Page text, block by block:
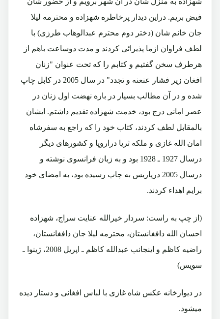
فیض بریم. دراین دیدار پرخاطره شهزاده و محترمه لیلا
جان خانم شان (دختر دوم محترم عبدالوهاب طرزی) با
لطف فراوان ازما پذیرائی کردند و مدت دوساعت باهم از
هرطرف سخن گفتیم و کتابم را که تحت عنوان "زنان
افغان زیر فشار عنعنه و تجدد" در سال 2005 در کابل چاپ
شده و در آن مطالب بسیار در باره نهضت اول زنان در
عصر امانی درج بود، خدمت شهزاده تقدیم داشتم. ایشان
بالمقابل لطف کردند، کتاب خود را که راجع به سفرشاه
امان الله غازی و ملکه ثریا دراروپا و کشورهای دیگر
درسال 1927 ـ 1928 بود و به زبان فرانسوی نوشته و
درسال 2005 درپاریس به چاپ رسیده بود، به امضای خود
برایم اهداء کردند.
(از چپ به راست: سردار خیرالله عنایت سراج، شهزاده
احسان الله دافغانستان، محترمه لیلا جان دافغانستان،
راضیه کاظم و اینجانب عبدالله کاظم ـ اپریل 2008، ژینوا ـ
سویس)
در دیوارخانه عکس شاه غازی با لباس افغانی و دستار دیده
میشود.